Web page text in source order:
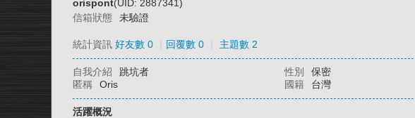
orispont(UID: 2887341)
信箱狀態
未驗證
統計資訊 好友數 0 回覆數 0 主題數 2
自我介紹 跳坑者 性別 保密
匿稱
Oris 國籍 台灣
活躍概況